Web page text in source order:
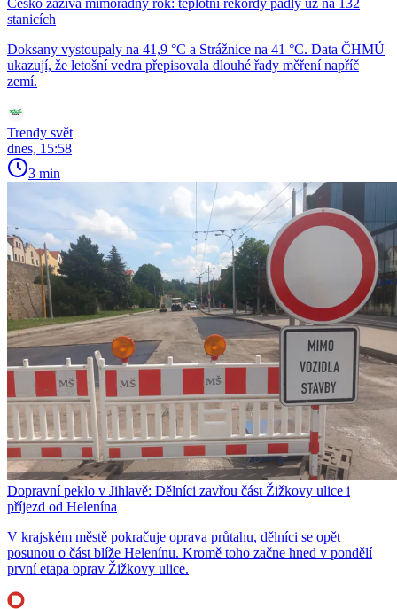
Česko zažívá mimořádný rok: teplotní rekordy padly už na 132
stanicích
Doksany vystoupaly na 41,9 °C a Strážnice na 41 °C. Data ČHMÚ
ukazují, že letošní vedra přepisovala dlouhé řady měření napříč
zemí.
Trendy svět
dnes, 15:58
3 min
Dopravní peklo v Jihlavě: Dělníci zavřou část Žižkovy ulice i
příjezd od Helenína
V krajském městě pokračuje oprava průtahu, dělníci se opět
posunou o část blíže Helenínu. Kromě toho začne hned v pondělí
první etapa oprav Žižkovy ulice.